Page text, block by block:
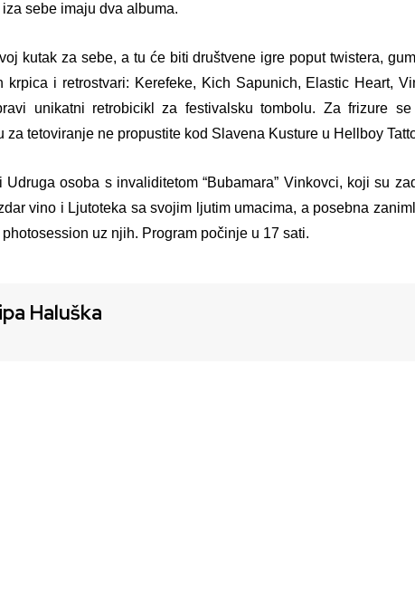
sebe imaju dva albuma.
kutak za sebe, a tu će biti društvene igre poput twistera,
i retrostvari: Kerefeke, Kich Sapunich, Elastic Heart,
unikatni retrobicikl za festivalsku tombolu. Za frizure
za tetoviranje ne propustite kod Slavena Kusture u Hellboy
osoba s invaliditetom “Bubamara” Vinkovci, koji su
vino i Ljutoteka sa svojim ljutim umacima, a posebna
uz njih. Program počinje u 17 sati.
Haluška